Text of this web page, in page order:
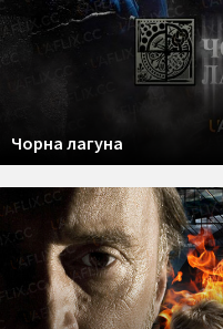
Чорна лагуна